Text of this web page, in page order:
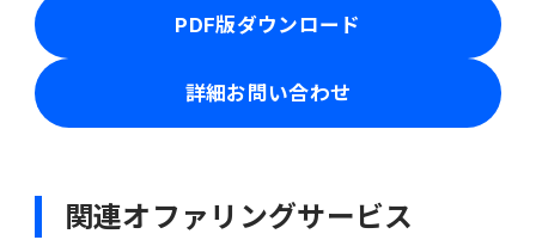
PDF版ダウンロード
詳細お問い合わせ
関連オファリングサービス